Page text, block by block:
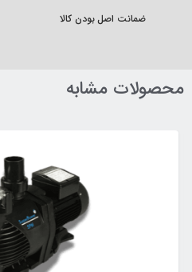
ضمانت اصل بودن کالا
محصولات مشابه